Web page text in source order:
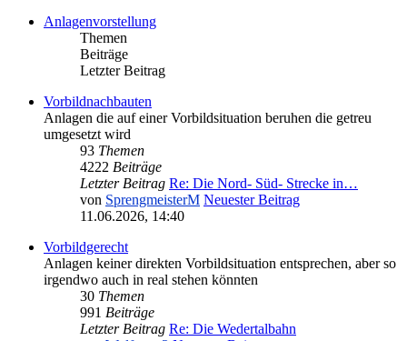
Anlagenvorstellung
Themen
Beiträge
Letzter Beitrag
Vorbildnachbauten
Anlagen die auf einer Vorbildsituation beruhen die getreu
umgesetzt wird
93 Themen
4222 Beiträge
Letzter Beitrag Re: Die Nord- Süd- Strecke in…
von SprengmeisterM Neuester Beitrag
11.06.2026, 14:40
Vorbildgerecht
Anlagen keiner direkten Vorbildsituation entsprechen, aber so
irgendwo auch in real stehen könnten
30 Themen
991 Beiträge
Letzter Beitrag Re: Die Wedertalbahn